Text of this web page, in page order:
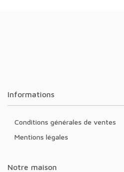
Informations
Conditions générales de ventes
Mentions légales
Notre maison